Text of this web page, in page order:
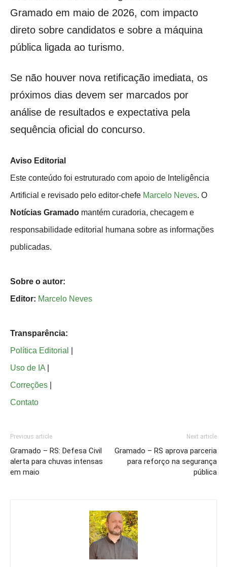
Gramado em maio de 2026, com impacto
direto sobre candidatos e sobre a máquina
pública ligada ao turismo.
Se não houver nova retificação imediata, os
próximos dias devem ser marcados por
análise de resultados e expectativa pela
sequência oficial do concurso.
Aviso Editorial
Este conteúdo foi estruturado com apoio de Inteligência
Artificial e revisado pelo editor-chefe Marcelo Neves. O
Notícias Gramado mantém curadoria, checagem e
responsabilidade editorial humana sobre as informações
publicadas.
Sobre o autor:
Editor: Marcelo Neves
Transparência:
Política Editorial
Uso de IA
Correções
Contato
Previous article
Gramado – RS: Defesa Civil
alerta para chuvas intensas
em maio
Next article
Gramado – RS aprova parceria
para reforço na segurança
pública